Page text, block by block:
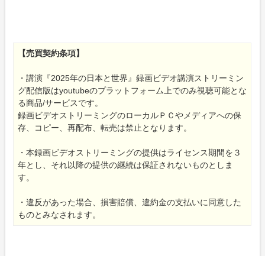
【売買契約条項】
・講演『2025年の日本と世界』録画ビデオ講演ストリーミン
グ配信版はyoutubeのプラットフォーム上でのみ視聴可能とな
る商品/サービスです。
録画ビデオストリーミングのローカルＰＣやメディアへの保
存、コピー、再配布、転売は禁止となります。
・本録画ビデオストリーミングの提供はライセンス期間を３
年とし、それ以降の提供の継続は保証されないものとしま
す。
・違反があった場合、損害賠償、違約金の支払いに同意した
ものとみなされます。